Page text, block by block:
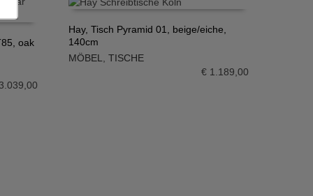
oak
IN DEN WARENKORB
Hay, Tisch Pyramid 01, beige/eiche,
140cm
MÖBEL
,TISCHE
€ 1.189,00